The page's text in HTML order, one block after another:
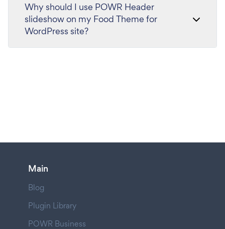
Why should I use POWR Header
slideshow on my Food Theme for
WordPress site?
Main
Blog
Plugin Library
POWR Business